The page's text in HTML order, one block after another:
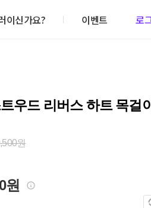
이신가요? 이벤트 로
우드 리버스 하트 목걸이
원
원